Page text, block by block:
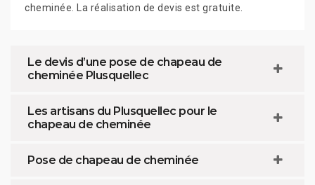
cheminée. La réalisation de devis est gratuite.
Le devis d’une pose de chapeau de
cheminée Plusquellec
Les artisans du Plusquellec pour le
chapeau de cheminée
Pose de chapeau de cheminée